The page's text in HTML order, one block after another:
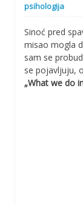
psihologija
Sinoć pred
misao mogla
sam se
se pojavljuju,
„What we do